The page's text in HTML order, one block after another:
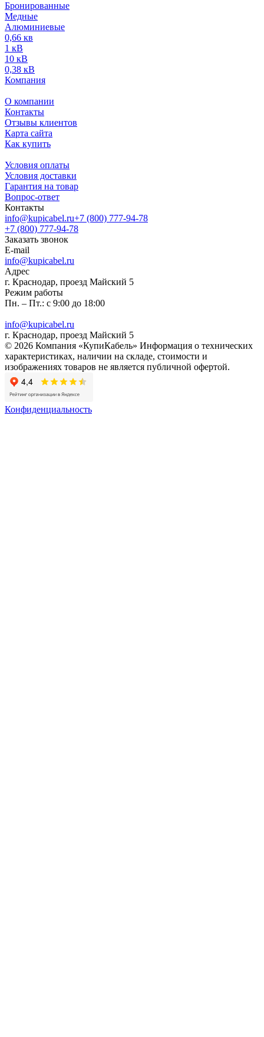
Бронированные
Медные
Алюминиевые
0,66 кв
1 кВ
10 кВ
0,38 кВ
Компания
О компании
Контакты
Отзывы клиентов
Карта сайта
Как купить
Условия оплаты
Условия доставки
Гарантия на товар
Вопрос-ответ
Контакты
info@kupicabel.ru+7 (800) 777-94-78
+7 (800) 777-94-78
Заказать звонок
E-mail
info@kupicabel.ru
Адрес
г. Краснодар, проезд Майский 5
Режим работы
Пн. – Пт.: с 9:00 до 18:00
info@kupicabel.ru
г. Краснодар, проезд Майский 5
© 2026 Компания «КупиКабель» Информация о технических
характеристиках, наличии на складе, стоимости и
изображениях товаров не является публичной офертой.
Конфиденциальность